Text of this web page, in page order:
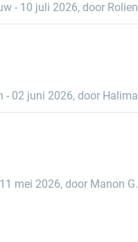
- 10 juli 2026, door Rolien
- 02 juni 2026, door Halima
11 mei 2026, door Manon G.